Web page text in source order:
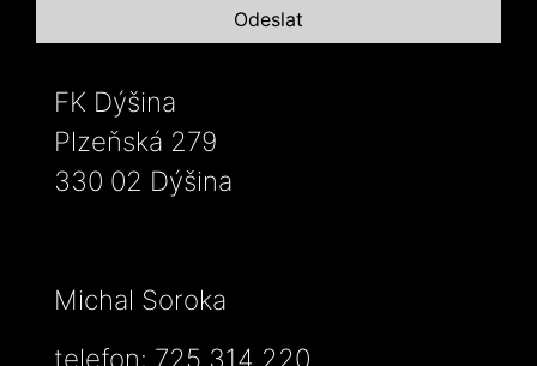
FK Dýšina
Plzeňská 279
330 02 Dýšina
Michal Soroka
telefon: 725 314 220